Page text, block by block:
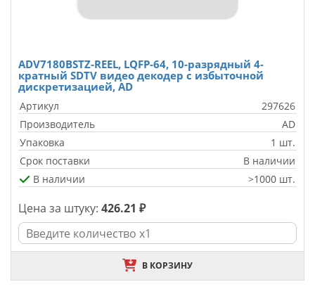
ADV7180BSTZ-REEL, LQFP-64, 10-разрядный 4-
кратный SDTV видео декодер с избыточной
дискретизацией, AD
Артикул
297626
Производитель
AD
Упаковка
1 шт.
Срок поставки
В наличии
В наличии
>1000 шт.
Цена за штуку: 426.21 ₽
В КОРЗИНУ